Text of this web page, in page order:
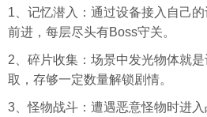
1、记忆潜入：通过设备接入自己
前进，每层尽头有Boss守关。
2、碎片收集：场景中发光物体就
取，存够一定数量解锁剧情。
3、怪物战斗：遭遇恶意怪物时进